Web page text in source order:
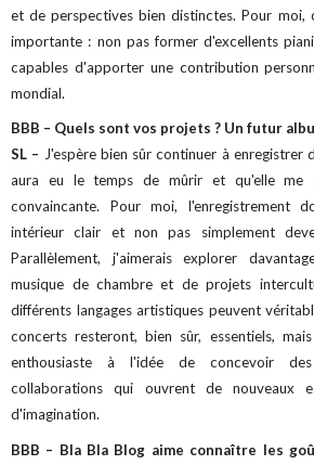
et de perspectives bien distinctes. Pour moi,
importante : non pas former d'excellents
capables d'apporter une contribution
mondial.
BBB – Quels sont vos projets ? Un futur
SL – J'espère bien sûr continuer à enregistrer
aura eu le temps de mûrir et qu'elle me
convaincante. Pour moi, l'enregistrement
intérieur clair et non pas simplement
Parallèlement, j'aimerais explorer
musique de chambre et de projets
différents langages artistiques peuvent
concerts resteront, bien sûr, essentiels,
enthousiaste à l'idée de concevoir
collaborations qui ouvrent de nouveaux
d'imagination.
BBB – Bla Bla Blog aime connaître les